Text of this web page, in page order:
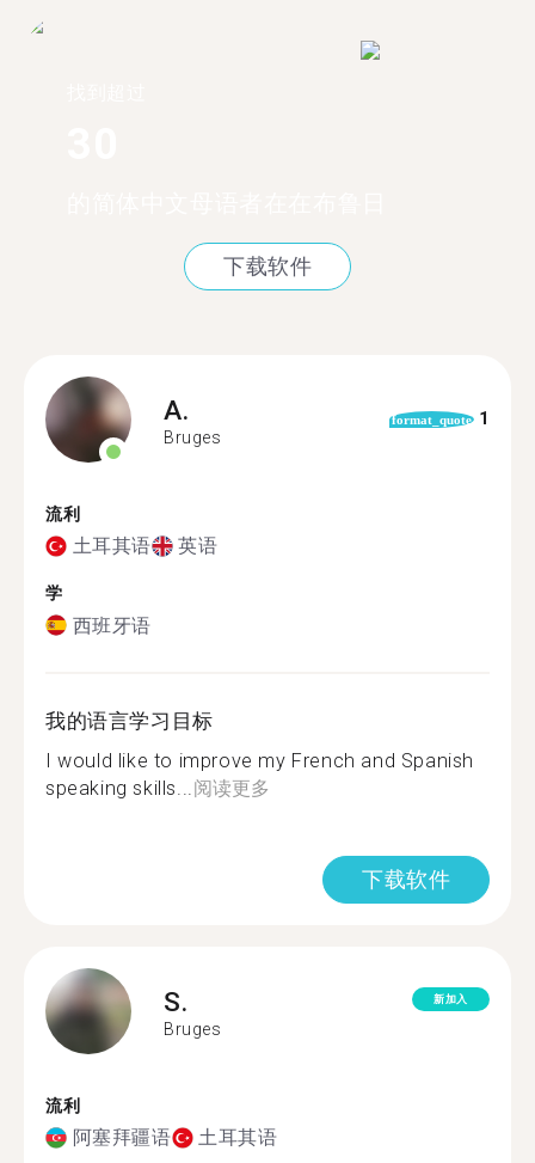
下载软件
A.
Bruges
format_quote 1
流利
土耳其语 英语
学
西班牙语
我的语言学习目标
I would like to improve my French and Spanish
speaking skills... 阅读更多
下载软件
S.
Bruges
新加入
流利
阿塞拜疆语 土耳其语